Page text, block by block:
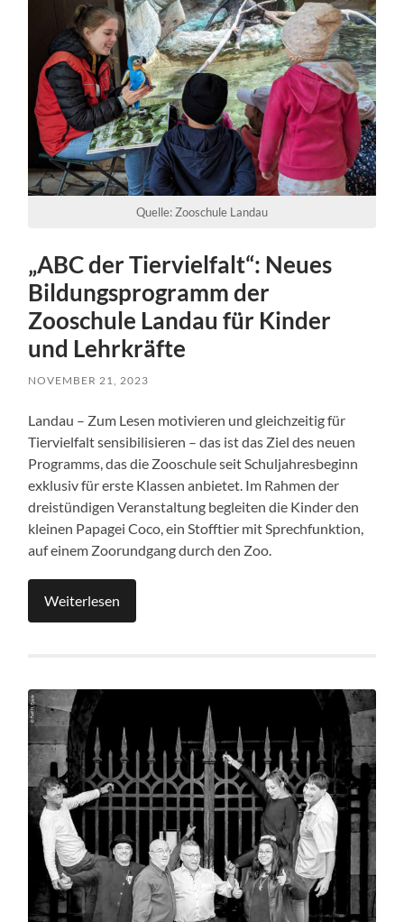
Quelle: Zooschule Landau
„ABC der Tiervielfalt“: Neues
Bildungsprogramm der
Zooschule Landau für Kinder
und Lehrkräfte
NOVEMBER 21, 2023
Landau – Zum Lesen motivieren und gleichzeitig für
Tiervielfalt sensibilisieren – das ist das Ziel des neuen
Programms, das die Zooschule seit Schuljahresbeginn
exklusiv für erste Klassen anbietet. Im Rahmen der
dreistündigen Veranstaltung begleiten die Kinder den
kleinen Papagei Coco, ein Stofftier mit Sprechfunktion,
auf einem Zoorundgang durch den Zoo.
Weiterlesen